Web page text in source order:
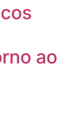
ao